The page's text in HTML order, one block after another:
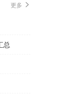
更多
总